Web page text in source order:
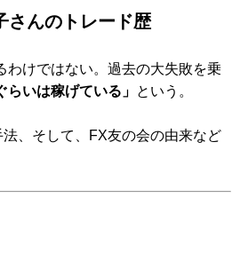
さんのトレード歴
けではない。過去の大失敗を乗
いは稼げている」 という。
、そして、FX友の会の由来など